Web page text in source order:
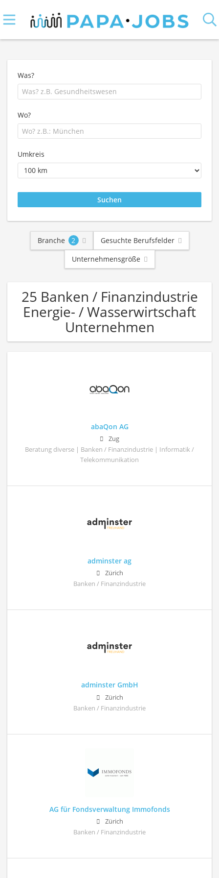
Was?
Wo?
Umkreis
Branche 2
Gesuchte Berufsfelder
Unternehmensgröße
25 Banken / Finanzindustrie
Energie- / Wasserwirtschaft
Unternehmen
abaQon AG
Zug
Beratung diverse | Banken / Finanzindustrie | Informatik /
Telekommunikation
adminster ag
Zürich
Banken / Finanzindustrie
adminster GmbH
Zürich
Banken / Finanzindustrie
AG für Fondsverwaltung Immofonds
Zürich
Banken / Finanzindustrie